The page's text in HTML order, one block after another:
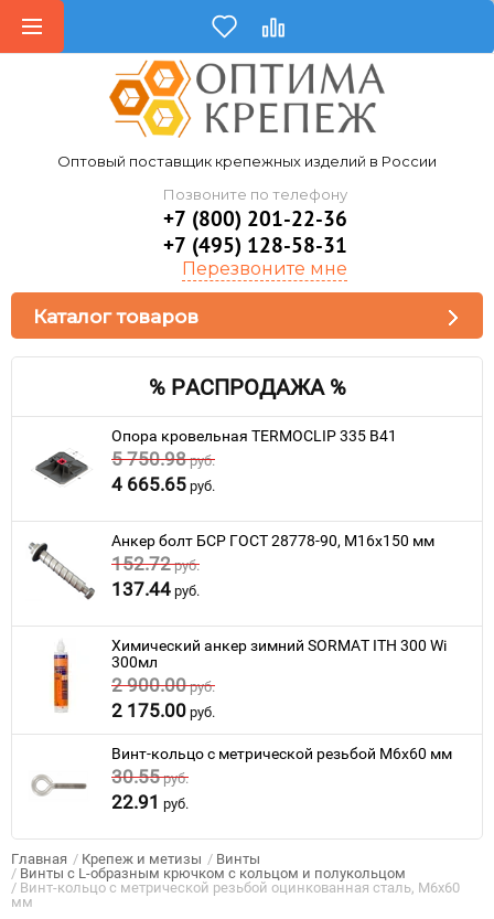
Оптовый поставщик крепежных изделий в России
Позвоните по телефону
+7 (800) 201-22-36
+7 (495) 128-58-31
Перезвоните мне
Каталог товаров
% РАСПРОДАЖА %
Опора кровельная TERMOCLIP 335 B41
5 750.98руб.
4 665.65 руб.
Анкер болт БСР ГОСТ 28778-90, M16x150 мм
152.72руб.
137.44 руб.
Химический анкер зимний SORMAT ITH 300 Wi
300мл
2 900.00руб.
2 175.00 руб.
Винт-кольцо с метрической резьбой M6x60 мм
30.55руб.
22.91 руб.
Главная / Крепеж и метизы / Винты
/ Винты с L-образным крючком с кольцом и полукольцом
/ Винт-кольцо с метрической резьбой оцинкованная сталь, M6x60
мм